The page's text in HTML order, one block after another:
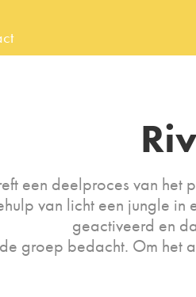
een deelproces van
van licht een jungle in
geactiveerd en
groep bedacht. Om het